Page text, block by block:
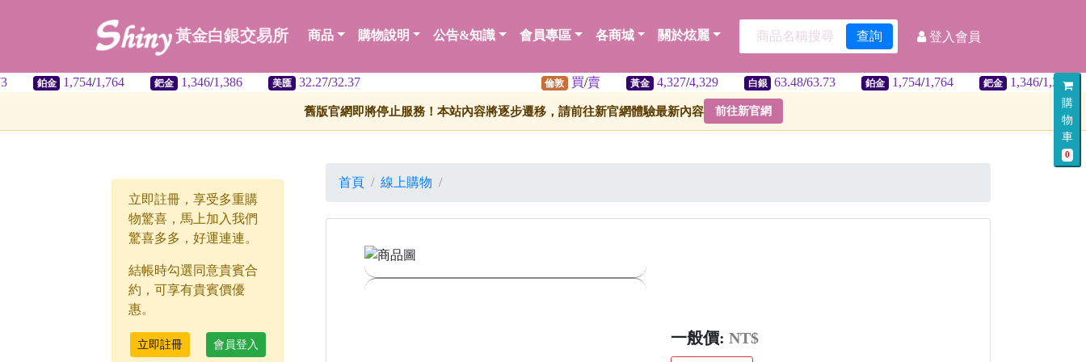
購
物
車
0
黃金白銀交易所 商品 購物說明 公告&知識 會員專區 各商城 關於炫麗 查詢 登入會員
1,754/1,764 鈀金 1,346/1,386 美匯 32.27/32.37 買/賣 黃金 4,327/4,329 白銀 63.48/63.73 鉑金 1,754/1,764 鈀金 1,346/1,386 美匯
舊版官網即將停止服務！本站內容將逐步遷移，請前往新官網體驗最新內容 前往新官網
立即註冊，享受多重購
物驚喜，馬上加入我們
驚喜多多，好運連連。
結帳時勾選同意貴賓合
約，可享有貴賓價優
惠。
立即註冊 會員登入
首頁 線上購物
一般價: NT$